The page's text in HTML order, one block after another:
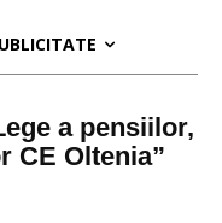
a pensiilor,
CE Oltenia”